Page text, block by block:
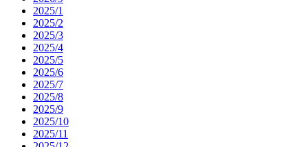
2025/1
2025/2
2025/3
2025/4
2025/5
2025/6
2025/7
2025/8
2025/9
2025/10
2025/11